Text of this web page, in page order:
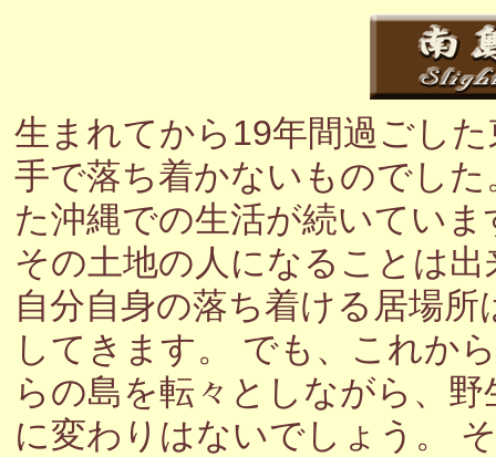
生まれてから19年間過ごし
手で落ち着かないものでし
た沖縄での生活が続いてい
その土地の人になることは
自分自身の落ち着ける居場
してきます。 でも、これか
らの島を転々としながら、
に変わりはないでしょう。